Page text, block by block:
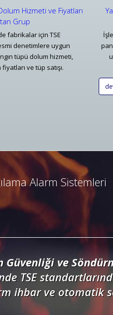
Hizmeti ve Fiyatları
Grup
fabrikalar için TSE
denetimlere uygun
tüpü dolum hizmeti,
ve tüp satışı.
Alarm Sistemleri
Algılama ve İhbar
ve konvansiyonel
kontrol
Güvenliği ve
TSE
ihbar ve otomatik